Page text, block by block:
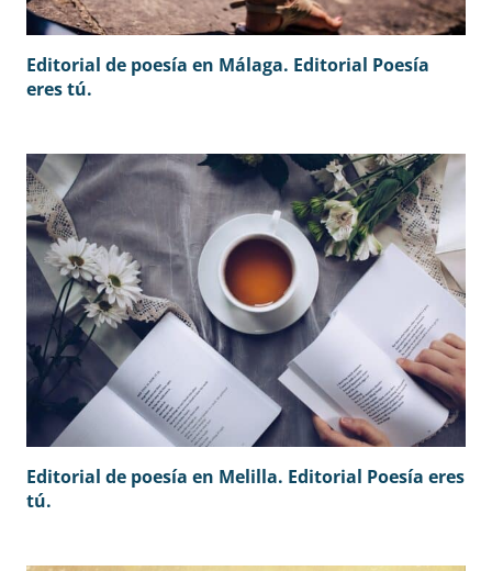
Editorial de poesía en Málaga. Editorial Poesía
eres tú.
Editorial de poesía en Melilla. Editorial Poesía eres
tú.